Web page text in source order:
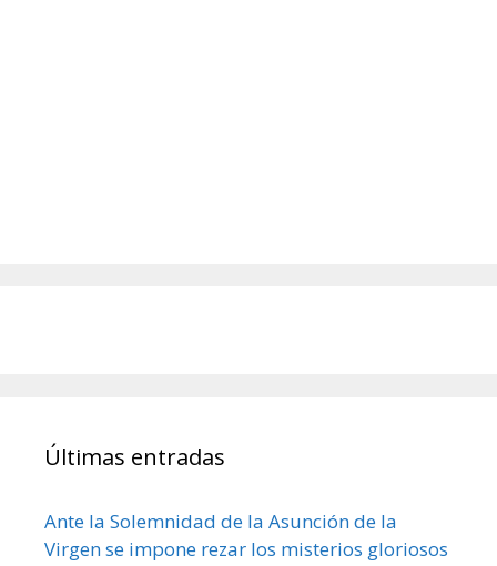
Últimas entradas
Ante la Solemnidad de la Asunción de la
Virgen se impone rezar los misterios gloriosos